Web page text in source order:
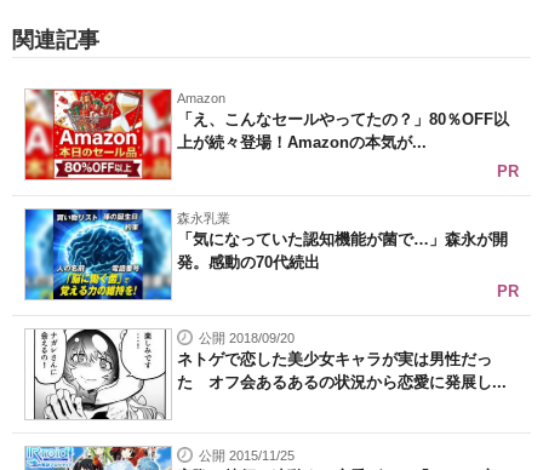
関連記事
Amazon
「え、こんなセールやってたの？」80％OFF以
上が続々登場！Amazonの本気が...
PR
森永乳業
「気になっていた認知機能が菌で…」森永が開
発。感動の70代続出
PR
公開 2018/09/20
ネトゲで恋した美少女キャラが実は男性だっ
た オフ会あるあるの状況から恋愛に発展し...
公開 2015/11/25